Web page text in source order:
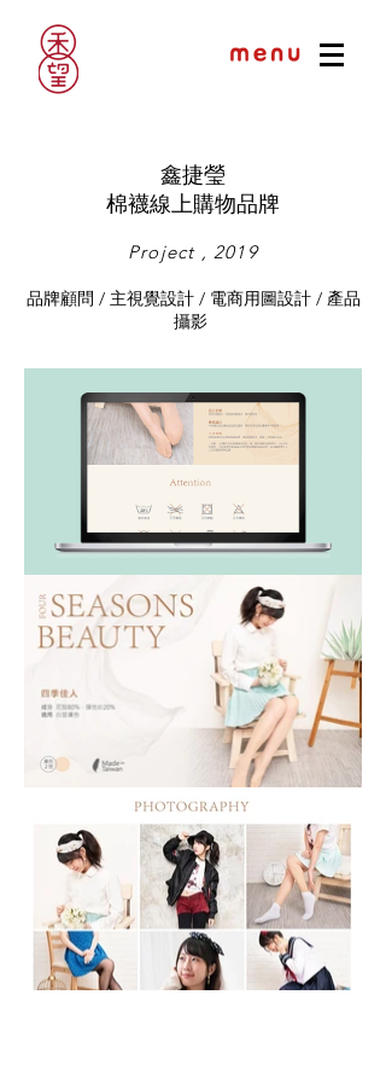
鑫捷瑩
棉襪線上購物品牌
Project , 2019
品牌顧問 / 主視覺設計 / 電商用圖設計 / 產品
攝影